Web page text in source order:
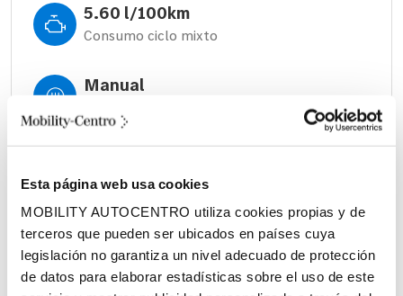
Esta página web usa cookies
MOBILITY AUTOCENTRO utiliza cookies propias y de
terceros que pueden ser ubicados en países cuya
legislación no garantiza un nivel adecuado de protección
de datos para elaborar estadísticas sobre el uso de este
5.60 l/100km
Consumo ciclo mixto
Manual
Volumen espacio de carga
Diésel
Combustible